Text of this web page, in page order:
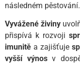
následném pěstování.
Vyvážené živiny
přispívá k rozvoji
imunitě a zajišťuje
vyšší výnosv